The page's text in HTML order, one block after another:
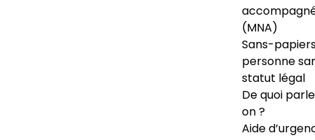
(MNA)
Sans-
personne
statut légal
De quoi
on ?
Aide